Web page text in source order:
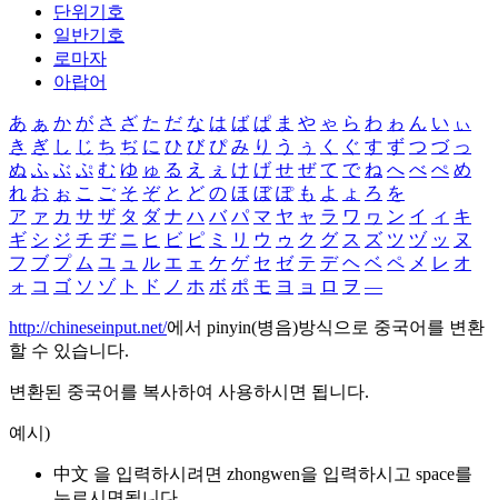
단위기호
일반기호
로마자
아랍어
あ ぁ か が さ ざ た だ な は ば ぱ ま や ゃ ら わ ゎ ん い ぃ
き ぎ し じ ち ぢ に ひ び ぴ み り う ぅ く ぐ す ず つ づ っ
ぬ ふ ぶ ぷ む ゆ ゅ る え ぇ け げ せ ぜ て で ね へ べ ぺ め
れ お ぉ こ ご そ ぞ と ど の ほ ぼ ぽ も よ ょ ろ を
ア ァ カ サ ザ タ ダ ナ ハ バ パ マ ヤ ャ ラ ワ ヮ ン イ ィ キ
ギ シ ジ チ ヂ ニ ヒ ビ ピ ミ リ ウ ゥ ク グ ス ズ ツ ヅ ッ ヌ
フ ブ プ ム ユ ュ ル エ ェ ケ ゲ セ ゼ テ デ ヘ ベ ペ メ レ オ
ォ コ ゴ ソ ゾ ト ド ノ ホ ボ ポ モ ヨ ョ ロ ヲ ―
http://chineseinput.net/에서 pinyin(병음)방식으로 중국어를 변환
할 수 있습니다.
변환된 중국어를 복사하여 사용하시면 됩니다.
예시)
中文 을 입력하시려면 zhongwen을 입력하시고 space를